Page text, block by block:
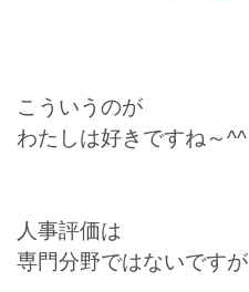
こういうのが
わたしは好きですね～^^
人事評価は
専門分野ではないですが